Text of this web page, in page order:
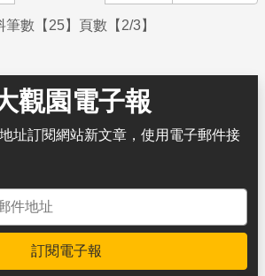
筆數【25】頁數【2/3】
觀園電子報
址訂閱網站新文章，使用電子郵件接
訂閱電子報